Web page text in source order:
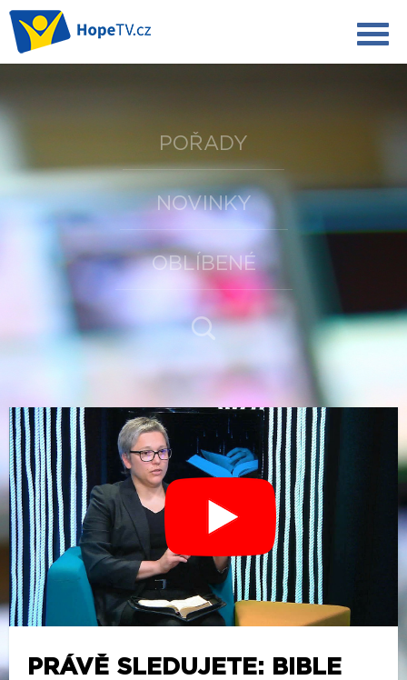
POŘADY
NOVINKY
OBLÍBENÉ
PRÁVĚ SLEDUJETE: BIBLE